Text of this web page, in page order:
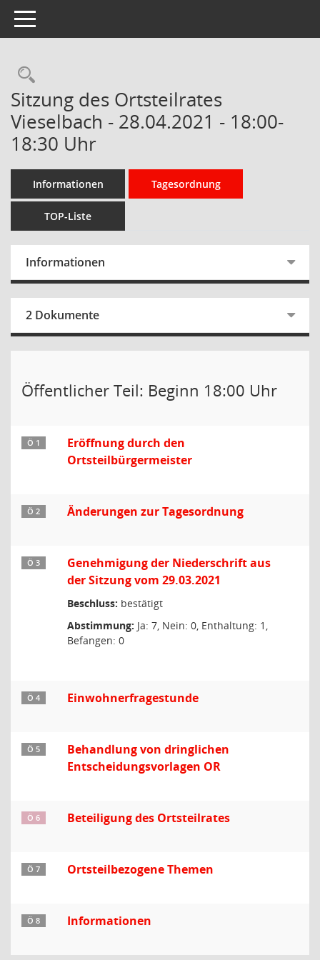
Toggle navigation
Rechercheauswahl
Sitzung des Ortsteilrates
Vieselbach - 28.04.2021 - 18:00-
18:30 Uhr
Informationen Tagesordnung
TOP-Liste
Informationen
2 Dokumente
Öffentlicher Teil: Beginn 18:00 Uhr
Ö 1
Eröffnung durch den
Ortsteilbürgermeister
Ö 2 Änderungen zur Tagesordnung
Ö 3
Genehmigung der Niederschrift aus
der Sitzung vom 29.03.2021
Beschluss: bestätigt
Abstimmung: Ja: 7, Nein: 0, Enthaltung: 1,
Befangen: 0
Ö 4 Einwohnerfragestunde
Ö 5
Behandlung von dringlichen
Entscheidungsvorlagen OR
Ö 6 Beteiligung des Ortsteilrates
Ö 7 Ortsteilbezogene Themen
Ö 8 Informationen